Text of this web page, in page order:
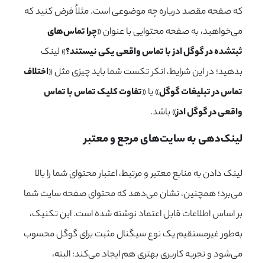
که صفحه مقصد درباره چه موضوعی است. مثلاً فرض کنید که
می‌خواهید، به صفحه محتوایی با عنوان «چرا تماس‌های
ثبت‎شده در گوگل ادز با تماس واقعی یکی نیستند؟
» لینک
بدهید؛ در این شرایط، انکر تکست شما باید چیزی مثل «اختلاف
تماس در تبلیغات گوگل» یا «تفاوت کلیک تماس با تماس
واقعی در گوگل ادز» باشد.
لینک‌دهی به سایت‌های مرجع و معتبر
لینک دادن به منابع معتبر و مرتبط، اعتبار محتوای شما را بالا
می‌برد؛ همچنین، نشان می‌دهد که محتوای صفحه سایت شما
بر اساس اطلاعات قابل اعتماد نوشته شده است. این تکنیک،
به‌طور غیرمستقیم یک نوع سیگنال مثبت برای گوگل محسوب
می‌شود و تجربه کاربری بهتری هم ایجاد می‌کند؛ البته،